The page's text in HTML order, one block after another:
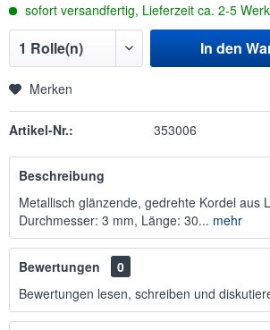
sofort versandfertig, Lieferzeit ca. 2-5
In den
Merken
Artikel-Nr.: 353006
Beschreibung
Metallisch glänzende, gedrehte Kordel aus
Durchmesser: 3 mm, Länge: 30... mehr
Bewertungen
0
Bewertungen lesen, schreiben und